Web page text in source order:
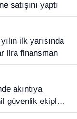
satışını yaptı
lira finansman
güvenlik ekipleri